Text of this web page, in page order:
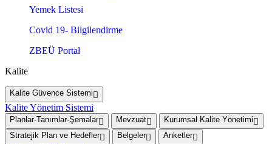
Yemek Listesi
Covid 19- Bilgilendirme
ZBEÜ Portal
Kalite
Kalite Güvence Sistemi
Kalite Yönetim Sistemi
Planlar-Tanımlar-Şemalar Mevzuat
Kurumsal Kalite Yönetimi
Stratejik Plan ve Hedefler
Belgeler Anketler